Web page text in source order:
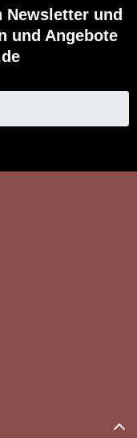
Newsletter und
und Angebote
Tab (externer
in neuem Tab
– öffnet in neuem
neuem Tab (externer